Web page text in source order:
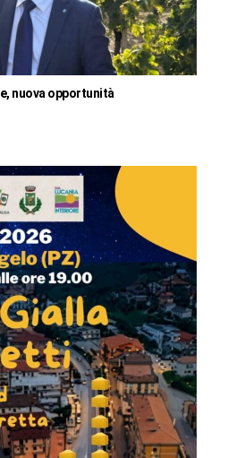
nuova opportunità